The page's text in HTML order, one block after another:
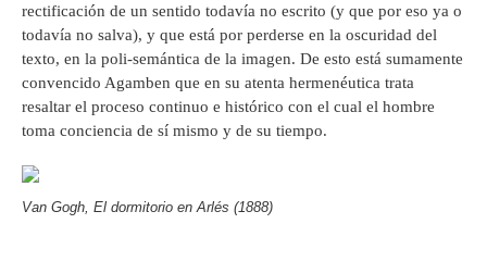
rectificación de un sentido todavía no escrito (y que por eso ya o
todavía no salva), y que está por perderse en la oscuridad del
texto, en la poli-semántica de la imagen. De esto está sumamente
convencido Agamben que en su atenta hermenéutica trata
resaltar el proceso continuo e histórico con el cual el hombre
toma conciencia de sí mismo y de su tiempo.
Van Gogh, El dormitorio en Arlés (1888)